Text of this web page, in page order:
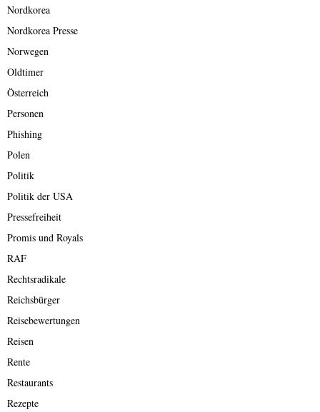
Nordkorea
Nordkorea Presse
Norwegen
Oldtimer
Österreich
Personen
Phishing
Polen
Politik
Politik der USA
Pressefreiheit
Promis und Royals
RAF
Rechtsradikale
Reichsbürger
Reisebewertungen
Reisen
Rente
Restaurants
Rezepte